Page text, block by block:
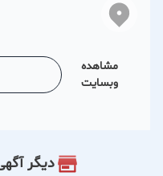
مشاهده
وبسایت
دیگر